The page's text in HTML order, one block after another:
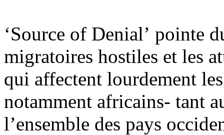
‘Source of Denial’ pointe
migratoires hostiles et les
qui affectent lourdement
notamment africains- tant
l’ensemble des pays